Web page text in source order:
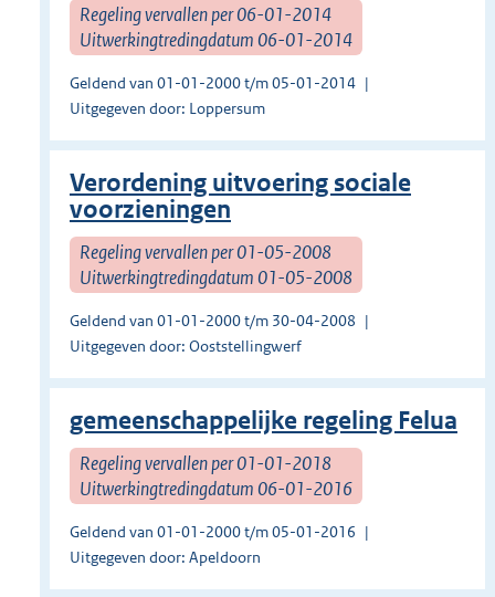
Regeling vervallen per 06-01-2014
Uitwerkingtredingdatum 06-01-2014
Geldend van 01-01-2000 t/m 05-01-2014
Uitgegeven door: Loppersum
Verordening uitvoering sociale
voorzieningen
Regeling vervallen per 01-05-2008
Uitwerkingtredingdatum 01-05-2008
Geldend van 01-01-2000 t/m 30-04-2008
Uitgegeven door: Ooststellingwerf
gemeenschappelijke regeling Felua
Regeling vervallen per 01-01-2018
Uitwerkingtredingdatum 06-01-2016
Geldend van 01-01-2000 t/m 05-01-2016
Uitgegeven door: Apeldoorn